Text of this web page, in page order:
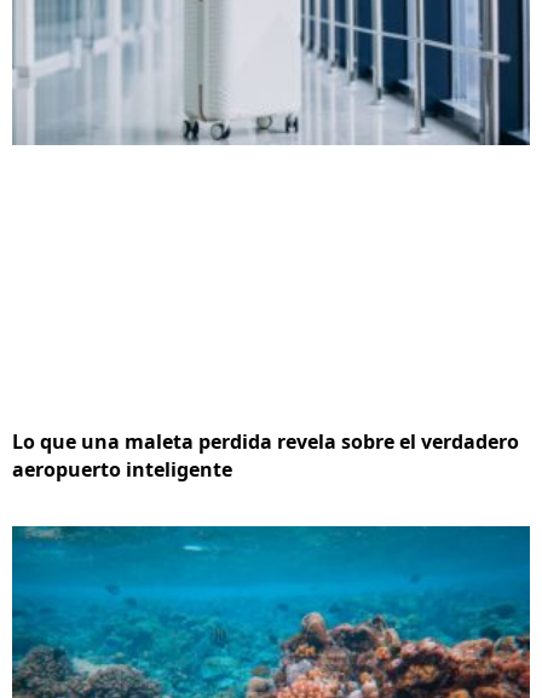
Lo que una maleta perdida revela sobre el verdadero
aeropuerto inteligente